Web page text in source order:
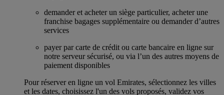
demander et acheter un siège particulier, acheter une
franchise bagages supplémentaire ou demander d’autres
services
payer par carte de crédit ou carte bancaire en ligne sur
notre serveur sécurisé, ou via l’un des autres moyens de
paiement disponibles
Pour réserver en ligne un vol Emirates, sélectionnez les villes
et les dates, choisissez l'un des vols proposés, validez vos